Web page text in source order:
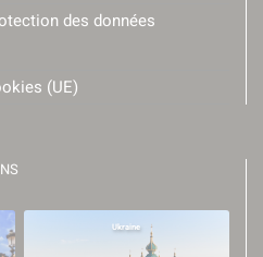
des données
(UE)
Ukraine